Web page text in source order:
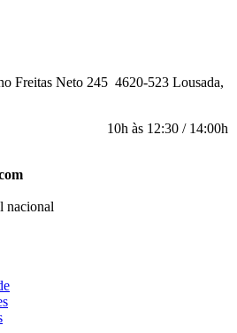
Freitas Neto 245 4620-523 Lousada,
10h às 12:30 / 14:00h
nacional